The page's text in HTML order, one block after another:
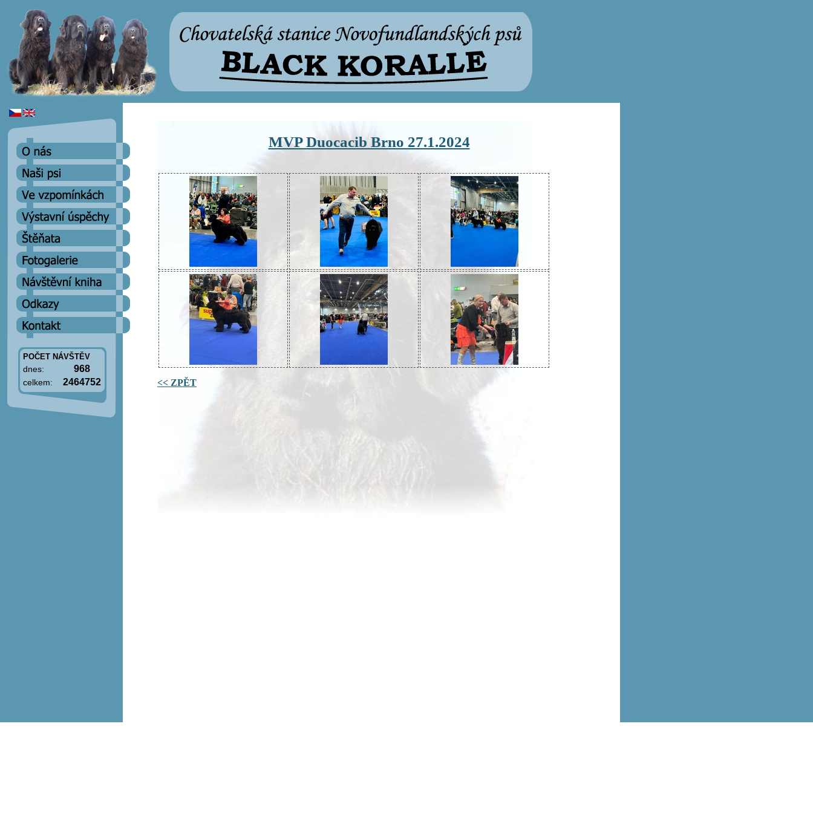
POČET NÁVŠTĚV
dnes: 968
celkem: 2464752
MVP Duocacib Brno 27.1.2024
<< ZPĚT